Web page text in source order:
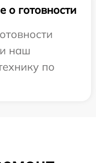
готовности
наш
по